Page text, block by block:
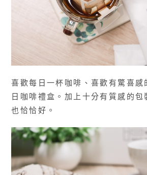
喜歡每日一杯咖啡、喜歡有驚喜感
日咖啡禮盒。加上十分有質感的包
也恰恰好。